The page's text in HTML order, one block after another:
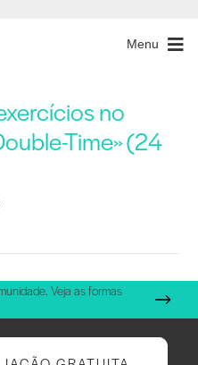
Menu
no
Time» (24
Veja as formas